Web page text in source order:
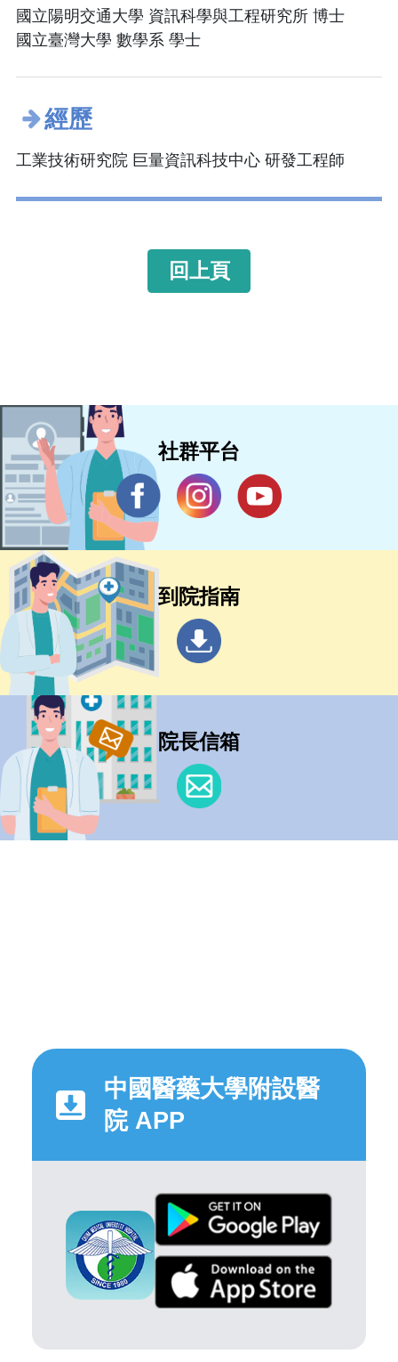
國立陽明交通大學 資訊科學與工程研究所 博士
國立臺灣大學 數學系 學士
經歷
工業技術研究院 巨量資訊科技中心 研發工程師
回上頁
社群平台
到院指南
院長信箱
中國醫藥大學附設醫
院 APP